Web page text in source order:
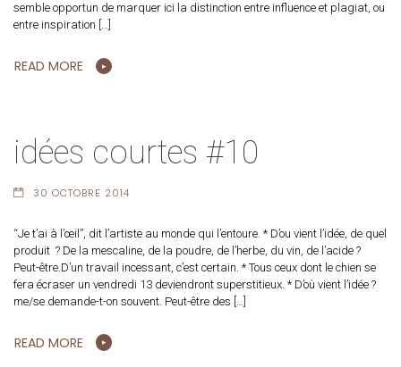
semble opportun de marquer ici la distinction entre influence et plagiat, ou
entre inspiration […]
READ MORE
idées courtes #10
30 OCTOBRE 2014
“Je t’ai à l’œil”, dit l’artiste au monde qui l’entoure. * D’ou vient l’idée, de quel
produit ? De la mescaline, de la poudre, de l’herbe, du vin, de l’acide ?
Peut-être.D’un travail incessant, c’est certain. * Tous ceux dont le chien se
fera écraser un vendredi 13 deviendront superstitieux. * D’où vient l’idée ?
me/se demande-t-on souvent. Peut-être des […]
READ MORE